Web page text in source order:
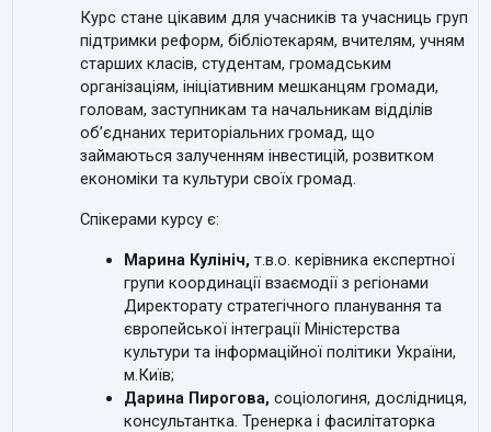
Курс стане цікавим для учасників та учасниць груп
підтримки реформ, бібліотекарям, вчителям, учням
старших класів, студентам, громадським
організаціям, ініціативним мешканцям громади,
головам, заступникам та начальникам відділів
об’єднаних територіальних громад, що
займаються залученням інвестицій, розвитком
економіки та культури своїх громад.
Спікерами курсу є:
Марина Кулініч, т.в.о. керівника експертної
групи координації взаємодії з регіонами
Директорату стратегічного планування та
європейської інтеграції Міністерства
культури та інформаційної політики України,
м.Київ;
Дарина Пирогова, соціологиня, дослідниця,
консультантка. Тренерка і фасилітаторка